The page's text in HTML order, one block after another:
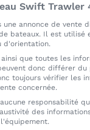
Swift Trawler
une annonce de vente
bateaux. Il est utilisé
d'orientation.
ainsi que toutes les
donc différer
toujours vérifier les
concernée.
responsabilité
des